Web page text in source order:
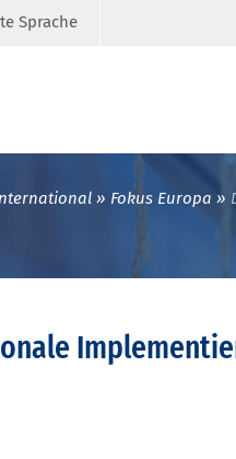
Sprache
Fokus Europa